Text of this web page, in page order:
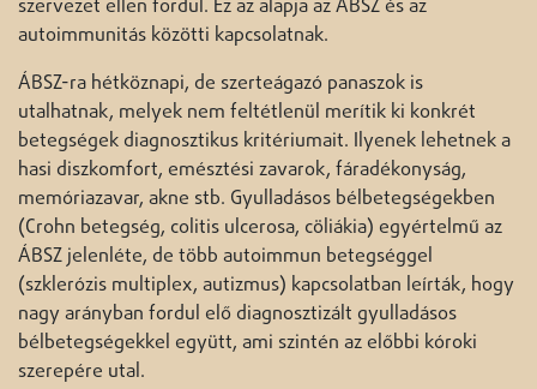
szervezet ellen fordul. Ez az alapja az ÁBSZ és az
autoimmunitás közötti kapcsolatnak.
ÁBSZ-ra hétköznapi, de szerteágazó panaszok is
utalhatnak, melyek nem feltétlenül merítik ki konkrét
betegségek diagnosztikus kritériumait. Ilyenek lehetnek a
hasi diszkomfort, emésztési zavarok, fáradékonyság,
memóriazavar, akne stb. Gyulladásos bélbetegségekben
(Crohn betegség, colitis ulcerosa, cöliákia) egyértelmű az
ÁBSZ jelenléte, de több autoimmun betegséggel
(szklerózis multiplex, autizmus) kapcsolatban leírták, hogy
nagy arányban fordul elő diagnosztizált gyulladásos
bélbetegségekkel együtt, ami szintén az előbbi kóroki
szerepére utal.